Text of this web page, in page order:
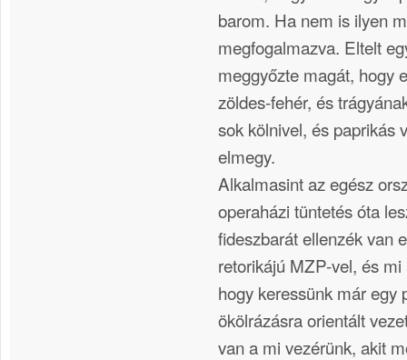
barom. Ha nem is ilyen
megfogalmazva. Eltelt
meggyőzte magát, hogy
zöldes-fehér, és
sok kölnivel, és paprikás
elmegy.
Alkalmasint az egész
operaházi tüntetés óta
fideszbarát ellenzék van
retorikájú MZP-vel, és
hogy keressünk már egy
ökölrázásra orientált
van a mi vezérünk, akit